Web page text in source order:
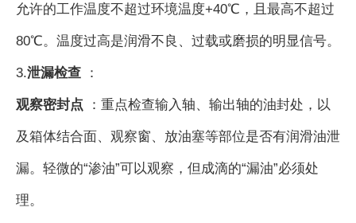
允许的工作温度不超过环境温度+40℃，且最高不超过
80℃。温度过高是润滑不良、过载或磨损的明显信号。
3.泄漏检查：
观察密封点 ：重点检查输入轴、输出轴的油封处，以
及箱体结合面、观察窗、放油塞等部位是否有润滑油泄
漏。轻微的“渗油”可以观察，但成滴的“漏油”必须处
理。